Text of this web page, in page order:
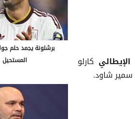
الإيطالي كارلو
برشلونة يجمد حلم
المستحيل